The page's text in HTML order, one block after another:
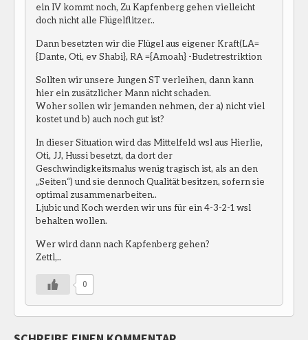
ein IV kommt noch, Zu Kapfenberg gehen vielleicht
doch nicht alle Flügelflitzer..
Dann besetzten wir die Flügel aus eigener Kraft(LA=
{Dante, Oti, ev Shabi}, RA ={Amoah} -Budetrestriktion
Sollten wir unsere Jungen ST verleihen, dann kann
hier ein zusätzlicher Mann nicht schaden.
Woher sollen wir jemanden nehmen, der a) nicht viel
kostet und b) auch noch gut ist?
In dieser Situation wird das Mittelfeld wsl aus Hierlie,
Oti, JJ, Hussi besetzt, da dort der
Geschwindigkeitsmalus wenig tragisch ist, als an den
„Seiten“) und sie dennoch Qualität besitzen, sofern sie
optimal zusammenarbeiten..
Ljubic und Koch werden wir uns für ein 4-3-2-1 wsl
behalten wollen.
Wer wird dann nach Kapfenberg gehen?
Zettl,..
0